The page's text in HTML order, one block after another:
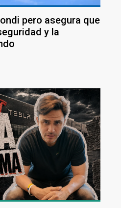
pero asegura que
y la